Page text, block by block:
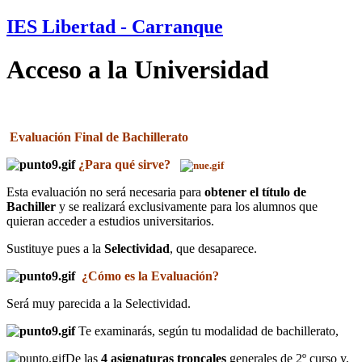
IES Libertad - Carranque
Acceso a la Universidad
Evaluación Final de Bachillerato
¿Para qué sirve?
Esta evaluación no será necesaria para obtener el título de
Bachiller y se realizará exclusivamente para los alumnos que
quieran acceder a estudios universitarios.
Sustituye pues a la Selectividad, que desaparece.
¿Cómo es la Evaluación?
Será muy parecida a la Selectividad.
Te examinarás, según tu modalidad de bachillerato,
De las 4 asignaturas troncales generales de 2º curso y,